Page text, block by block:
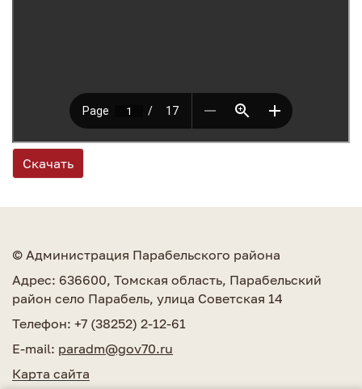
Скачать
© Администрация Парабельского района
Адрес: 636600, Томская область, Парабельский
район село Парабель, улица Советская 14
Телефон: +7 (38252) 2-12-61
E-mail: paradm@gov70.ru
Карта сайта